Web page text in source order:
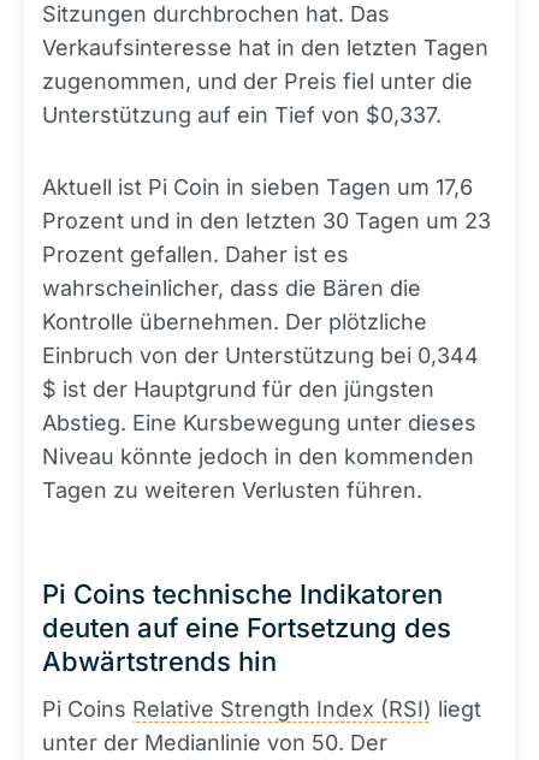
Sitzungen durchbrochen hat. Das
Verkaufsinteresse hat in den letzten Tagen
zugenommen, und der Preis fiel unter die
Unterstützung auf ein Tief von $0,337.
Aktuell ist Pi Coin in sieben Tagen um 17,6
Prozent und in den letzten 30 Tagen um 23
Prozent gefallen. Daher ist es
wahrscheinlicher, dass die Bären die
Kontrolle übernehmen. Der plötzliche
Einbruch von der Unterstützung bei 0,344
$ ist der Hauptgrund für den jüngsten
Abstieg. Eine Kursbewegung unter dieses
Niveau könnte jedoch in den kommenden
Tagen zu weiteren Verlusten führen.
Pi Coins technische Indikatoren
deuten auf eine Fortsetzung des
Abwärtstrends hin
Pi Coins Relative Strength Index (RSI) liegt
unter der Medianlinie von 50. Der